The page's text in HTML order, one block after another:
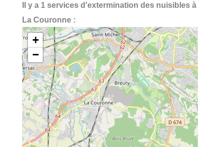
Il y a 1 services d'extermination des nuisibles à
La Couronne :
+
−